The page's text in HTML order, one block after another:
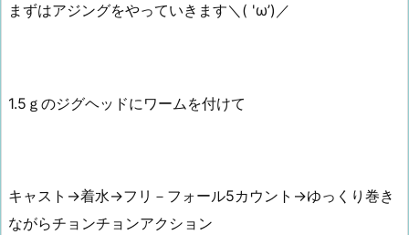
まずはアジングをやっていきます＼( 'ω’)／
1.5ｇのジグヘッドにワームを付けて
キャスト→着水→フリ－フォール5カウント→ゆっくり巻き
ながらチョンチョンアクション